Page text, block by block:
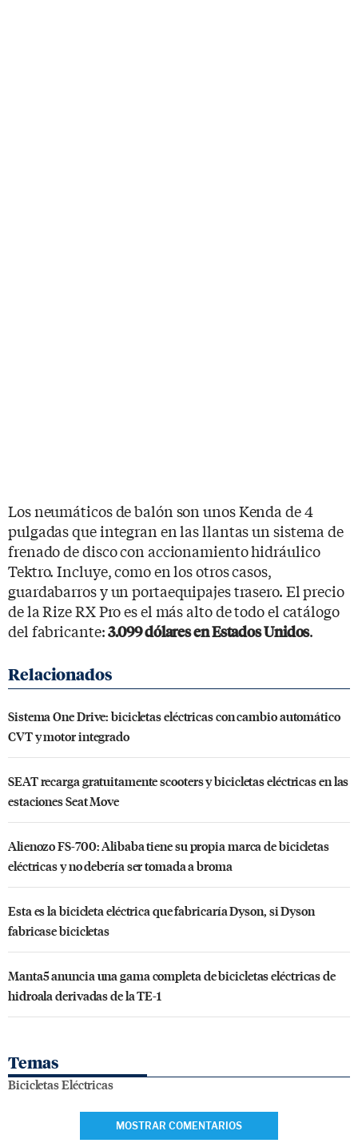
Los neumáticos de balón son unos Kenda de 4
pulgadas que integran en las llantas un sistema de
frenado de disco con accionamiento hidráulico
Tektro. Incluye, como en los otros casos,
guardabarros y un portaequipajes trasero. El precio
de la Rize RX Pro es el más alto de todo el catálogo
del fabricante:3.099 dólares en Estados Unidos.
Sistema One Drive: bicicletas eléctricas con cambio automático
CVT y motor integrado
SEAT recarga gratuitamente scooters y bicicletas eléctricas en las
estaciones Seat Move
Alienozo FS-700: Alibaba tiene su propia marca de bicicletas
eléctricas y no debería ser tomada a broma
Esta es la bicicleta eléctrica que fabricaría Dyson, si Dyson
fabricase bicicletas
Manta5 anuncia una gama completa de bicicletas eléctricas de
hidroala derivadas de la TE-1
Temas
Bicicletas Eléctricas
MOSTRAR COMENTARIOS